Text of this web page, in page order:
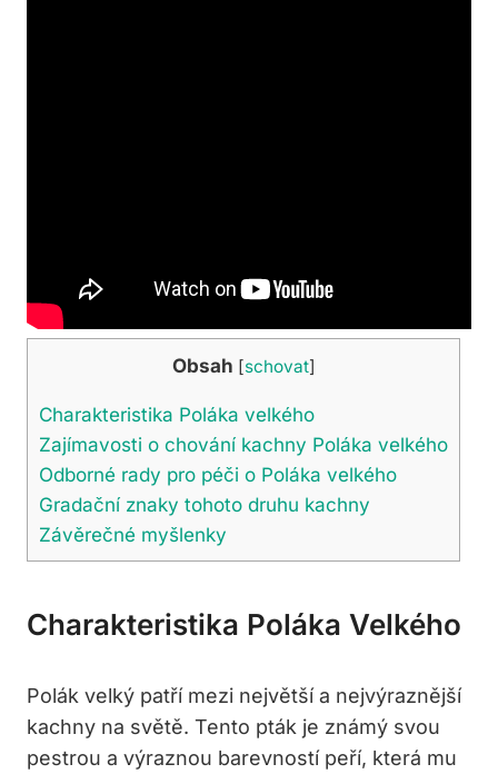
Obsah [schovat]
Charakteristika Poláka velkého
Zajímavosti o chování‌ kachny‌ Poláka‍ velkého
Odborné rady pro péči o Poláka velkého
Gradační znaky tohoto druhu kachny
Závěrečné myšlenky
Charakteristika Poláka Velkého
Polák velký patří mezi ⁣největší a nejvýraznější
kachny na světě. Tento pták je známý svou
pestrou a výraznou ⁢barevností peří, která mu